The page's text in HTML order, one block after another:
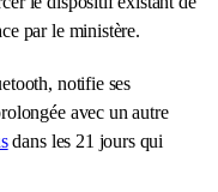
par le ministère.
notifie ses
avec un autre
dans les 21 jours qui